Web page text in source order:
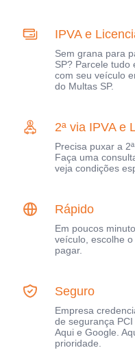
IPVA e
Sem grana para
SP? Parcele tudo
com seu veículo
do Multas SP.
2ª via IPVA e
Precisa puxar a
Faça uma
veja condições
Rápido
Em poucos
veículo, escolhe
pagar.
Seguro
Empresa
de segurança
Aqui e Google.
prioridade.